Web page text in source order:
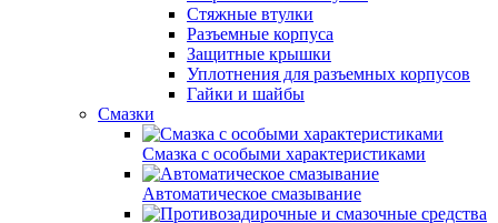
Стяжные втулки
Разъемные корпуса
Защитные крышки
Уплотнения для разъемных корпусов
Гайки и шайбы
Смазки
Смазка с особыми характеристиками
Автоматическое смазывание